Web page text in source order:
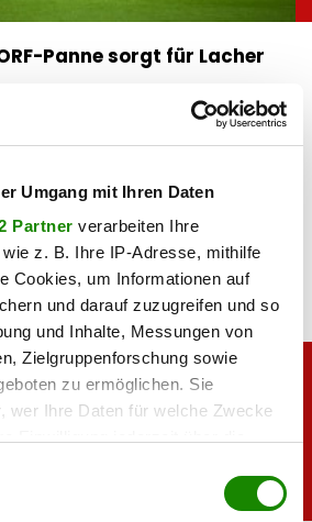
Umgang mit Ihren Daten
Partner verarbeiten Ihre
z. B. Ihre IP-Adresse, mithilfe
Cookies, um Informationen auf
und darauf zuzugreifen und so
und Inhalte, Messungen von
Zielgruppenforschung sowie
zu ermöglichen. Sie
wer Ihre Daten für welche Zwecke
oder widerrufen
Panne sorgt für Lacher
beim Sturm-Spiel live aus der
und meinte damit Istanbul.